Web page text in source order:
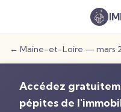
← Maine-et-Loire — mars
Accédez
pépites de